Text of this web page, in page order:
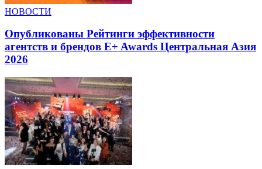
НОВОСТИ
Опубликованы Рейтинги эффективности
агентств и брендов E+ Awards Центральная Азия
2026